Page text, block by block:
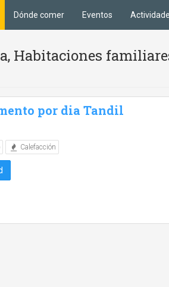
Dónde comer Eventos
Habitaciones
por dia Tandil
Calefacción